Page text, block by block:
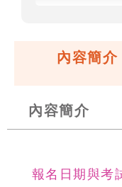
內容簡介
內容簡介
報名日期與考